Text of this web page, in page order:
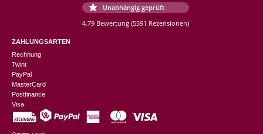
Unabhängig geprüft
4.79 Bewertung (5591 Rezensionen)
ZAHLUNGSARTEN
Rechnung
Twint
PayPal
MasterCard
Postfinance
Visa